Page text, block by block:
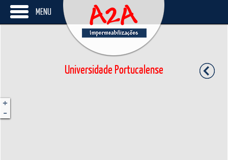
MENU
+
-
Universidade Portucalense